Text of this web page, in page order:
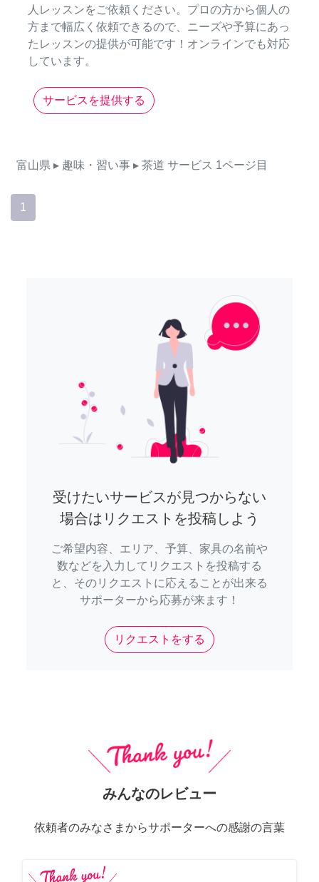
人レッスンをご依頼ください。プロの方から個人の
方まで幅広く依頼できるので、ニーズや予算にあっ
たレッスンの提供が可能です！オンラインでも対応
しています。
サービスを提供する
富山県 ▸ 趣味・習い事 ▸ 茶道 サービス 1ページ目
1
受けたいサービスが見つからない
場合はリクエストを投稿しよう
ご希望内容、エリア、予算、家具の名前や
数などを入力してリクエストを投稿する
と、そのリクエストに応えることが出来る
サポーターから応募が来ます！
リクエストをする
みんなのレビュー
依頼者のみなさまからサポーターへの感謝の言葉